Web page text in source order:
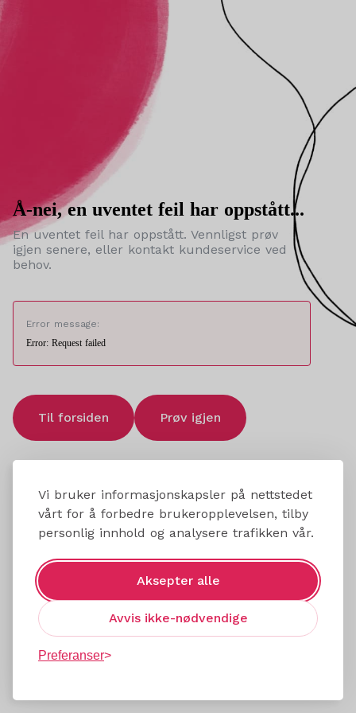
Vi bruker informasjonskapsler på nettstedet
vårt for å forbedre brukeropplevelsen, tilby
personlig innhold og analysere trafikken vår.
Aksepter alle
Avvis ikke-nødvendige
Preferanser
Å-nei, en uventet feil har oppstått...
En uventet feil har oppstått. Vennligst prøv
igjen senere, eller kontakt kundeservice ved
behov.
Error message:
Error: Request failed
Til forsiden Prøv igjen